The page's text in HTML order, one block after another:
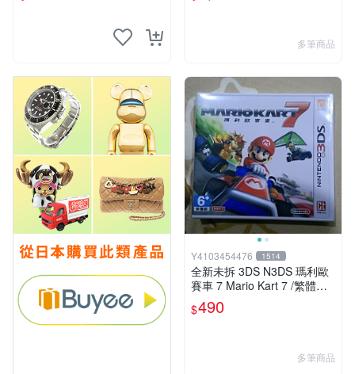
多筆商品
Y4103454476 1514
全新未拆 3DS N3DS 瑪利歐
賽車 7 Mario Kart 7 /繁體中
文版(台灣機專用)
$490
多筆商品